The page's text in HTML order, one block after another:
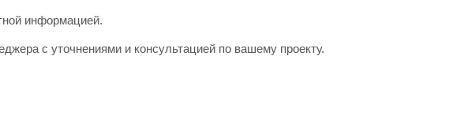
информацией.
с уточнениями и консультацией по вашему проекту.